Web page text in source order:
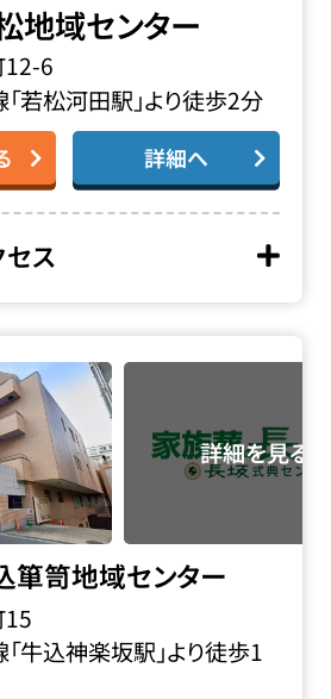
地域センター
12-6
若松河田駅」より徒歩2分
詳細へ
セス
箪笥地域センター
牛込神楽坂駅」より徒歩1